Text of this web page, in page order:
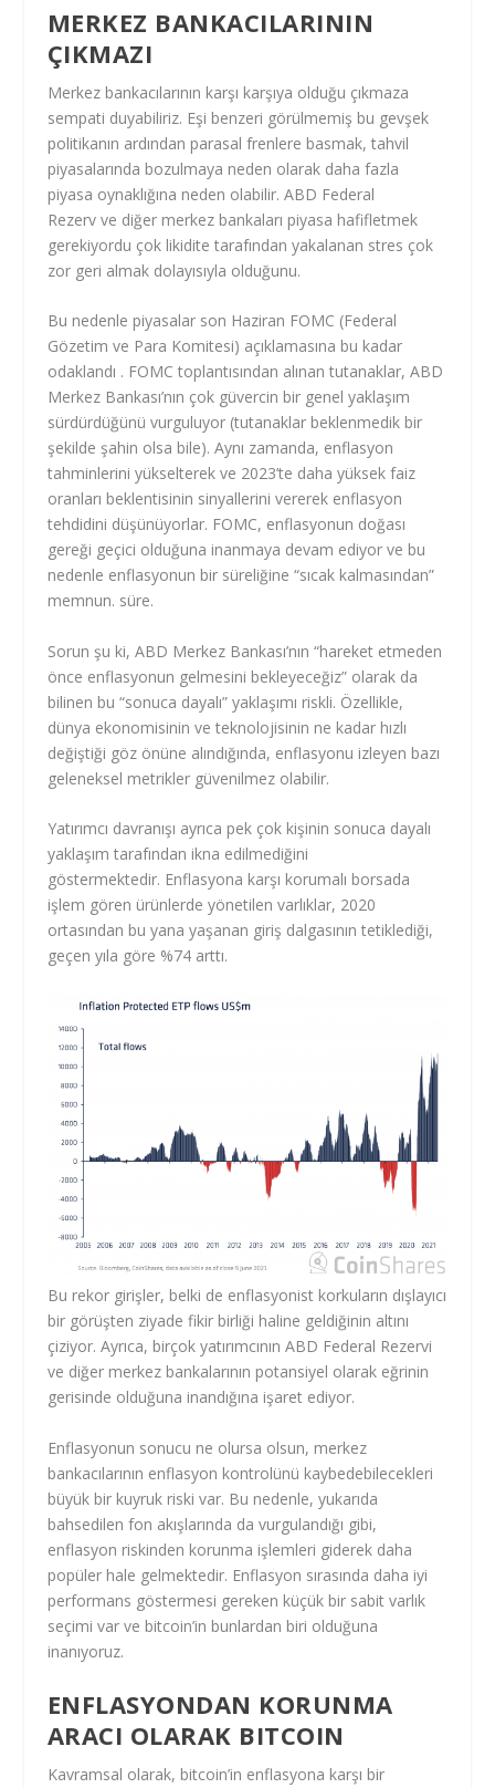
MERKEZ BANKACILARININ
ÇIKMAZI
Merkez bankacılarının karşı karşıya olduğu çıkmaza
sempati duyabiliriz. Eşi benzeri görülmemiş bu gevşek
politikanın ardından parasal frenlere basmak, tahvil
piyasalarında bozulmaya neden olarak daha fazla
piyasa oynaklığına neden olabilir. ABD Federal
Rezervve diğer merkez bankaları piyasa hafifletmek
gerekiyordu çok likidite tarafından yakalanan stres çok
zor geri almak dolayısıyla olduğunu.
Bu nedenle piyasalar son Haziran FOMC (Federal
Gözetim ve Para Komitesi) açıklamasına bu kadar
odaklandı . FOMC toplantısından alınan tutanaklar, ABD
Merkez Bankası’nın çok güvercin bir genel yaklaşım
sürdürdüğünü vurguluyor (tutanaklar beklenmedik bir
şekilde şahin olsa bile). Aynı zamanda, enflasyon
tahminlerini yükselterek ve 2023’te daha yüksek faiz
oranları beklentisinin sinyallerini vererek enflasyon
tehdidini düşünüyorlar. FOMC, enflasyonun doğası
gereği geçici olduğuna inanmaya devam ediyor ve bu
nedenle enflasyonun bir süreliğine “sıcak kalmasından”
memnun. süre.
Sorun şu ki, ABD Merkez Bankası’nın “hareket etmeden
önce enflasyonun gelmesini bekleyeceğiz” olarak da
bilinen bu “sonuca dayalı” yaklaşımı riskli. Özellikle,
dünya ekonomisinin ve teknolojisinin ne kadar hızlı
değiştiği göz önüne alındığında, enflasyonu izleyen bazı
geleneksel metrikler güvenilmez olabilir.
Yatırımcı davranışı ayrıca pek çok kişinin sonuca dayalı
yaklaşım tarafından ikna edilmediğini
göstermektedir. Enflasyona karşı korumalı borsada
işlem gören ürünlerde yönetilen varlıklar, 2020
ortasından bu yana yaşanan giriş dalgasının tetiklediği,
geçen yıla göre %74 arttı.
Bu rekor girişler, belki de enflasyonist korkuların dışlayıcı
bir görüşten ziyade fikir birliği haline geldiğinin altını
çiziyor. Ayrıca, birçok yatırımcının ABD Federal Rezervi
ve diğer merkez bankalarının potansiyel olarak eğrinin
gerisinde olduğuna inandığına işaret ediyor.
Enflasyonun sonucu ne olursa olsun, merkez
bankacılarının enflasyon kontrolünü kaybedebilecekleri
büyük bir kuyruk riski var. Bu nedenle, yukarıda
bahsedilen fon akışlarında da vurgulandığı gibi,
enflasyon riskinden korunma işlemleri giderek daha
popüler hale gelmektedir. Enflasyon sırasında daha iyi
performans göstermesi gereken küçük bir sabit varlık
seçimi var ve bitcoin’in bunlardan biri olduğuna
inanıyoruz.
ENFLASYONDAN KORUNMA
ARACI OLARAK BITCOIN
Kavramsal olarak, bitcoin’in enflasyona karşı bir